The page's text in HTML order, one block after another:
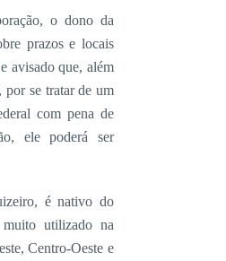
o dono da
prazos e locais
avisado que, além
por se tratar de um
com pena de
ele poderá ser
é nativo do
utilizado na
Centro-Oeste e